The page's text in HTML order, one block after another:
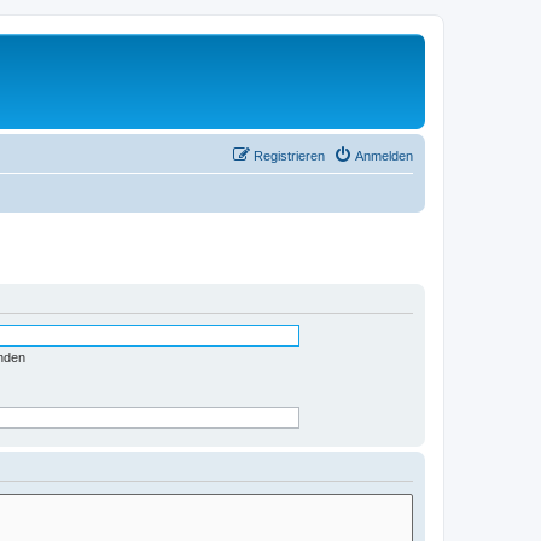
Anmelden
Registrieren